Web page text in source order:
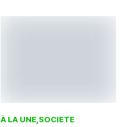
À LA UNE SOCIETE